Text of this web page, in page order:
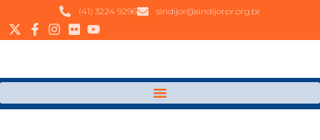
(41) 3224 9296 sindijor@sindijorpr.org.br